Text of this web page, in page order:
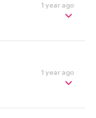
1 year ago
1 year ago